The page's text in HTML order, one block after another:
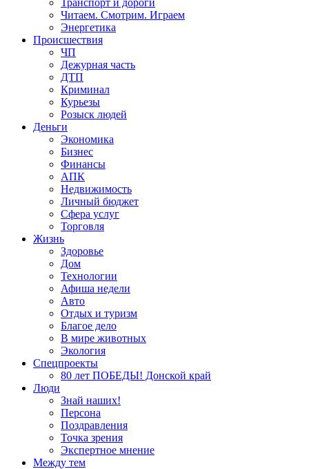
Транспорт и дороги
Читаем. Смотрим. Играем
Энергетика
Происшествия
ЧП
Дежурная часть
ДТП
Криминал
Курьезы
Розыск людей
Деньги
Экономика
Бизнес
Финансы
АПК
Недвижимость
Личный бюджет
Сфера услуг
Торговля
Жизнь
Здоровье
Дом
Технологии
Афиша недели
Авто
Отдых и туризм
Благое дело
В мире животных
Экология
Спецпроекты
80 лет ПОБЕДЫ! Донской край
Люди
Знай наших!
Персона
Поздравления
Точка зрения
Экспертное мнение
Между тем